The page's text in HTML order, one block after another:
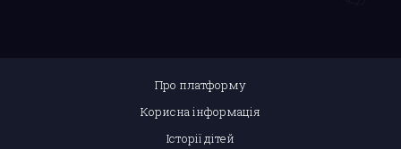
Про платформу
Корисна інформація
Історії дітей